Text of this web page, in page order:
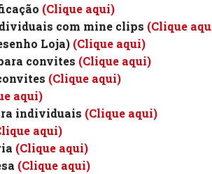
(Clique aqui)
com mine clips (Clique
Loja) (Clique aqui)
convites (Clique aqui)
(Clique aqui)
aqui)
individuais (Clique aqui)
aqui)
(Clique aqui)
(Clique aqui)